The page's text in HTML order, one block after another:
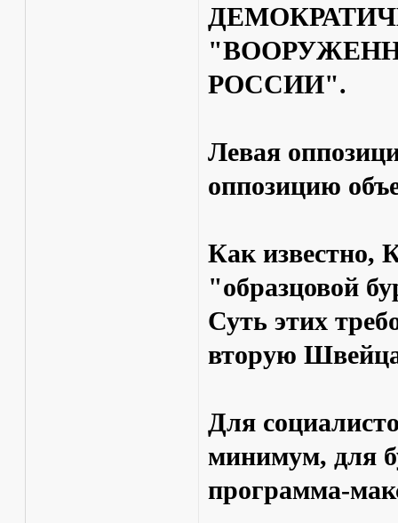
РОССИИ".
Левая
оппозицию
Как
"образцовой
Суть этих
вторую
Для
минимум, для
программа-